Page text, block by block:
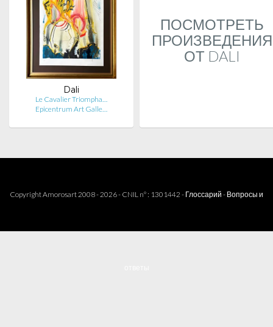
Dali
Le Cavalier Triompha…
Epicentrum Art Galle…
ПОСМОТРЕТЬ
ПРОИЗВЕДЕНИЯ
ОТ DALI
Copyright Amorosart 2008 - 2026 - CNIL n° : 1301442 - Глоссарий - Вопросы и